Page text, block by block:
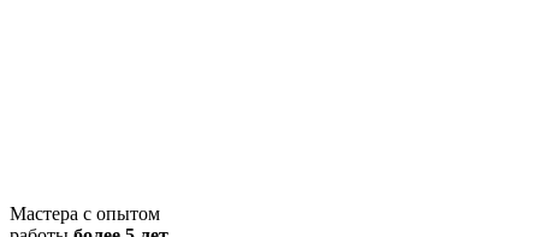
Мастера с опытом